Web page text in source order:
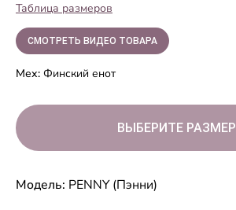
Таблица размеров
СМОТРЕТЬ ВИДЕО ТОВАРА
Мех: Финский енот
ВЫБЕРИТЕ РАЗМЕР
Модель: PENNY (Пэнни)